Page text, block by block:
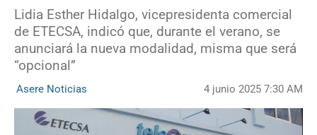
Lidia Esther Hidalgo, vicepresidenta comercial
de ETECSA, indicó que, durante el verano, se
anunciará la nueva modalidad, misma que será
“opcional”
Asere Noticias 4 junio 2025 7:30 AM